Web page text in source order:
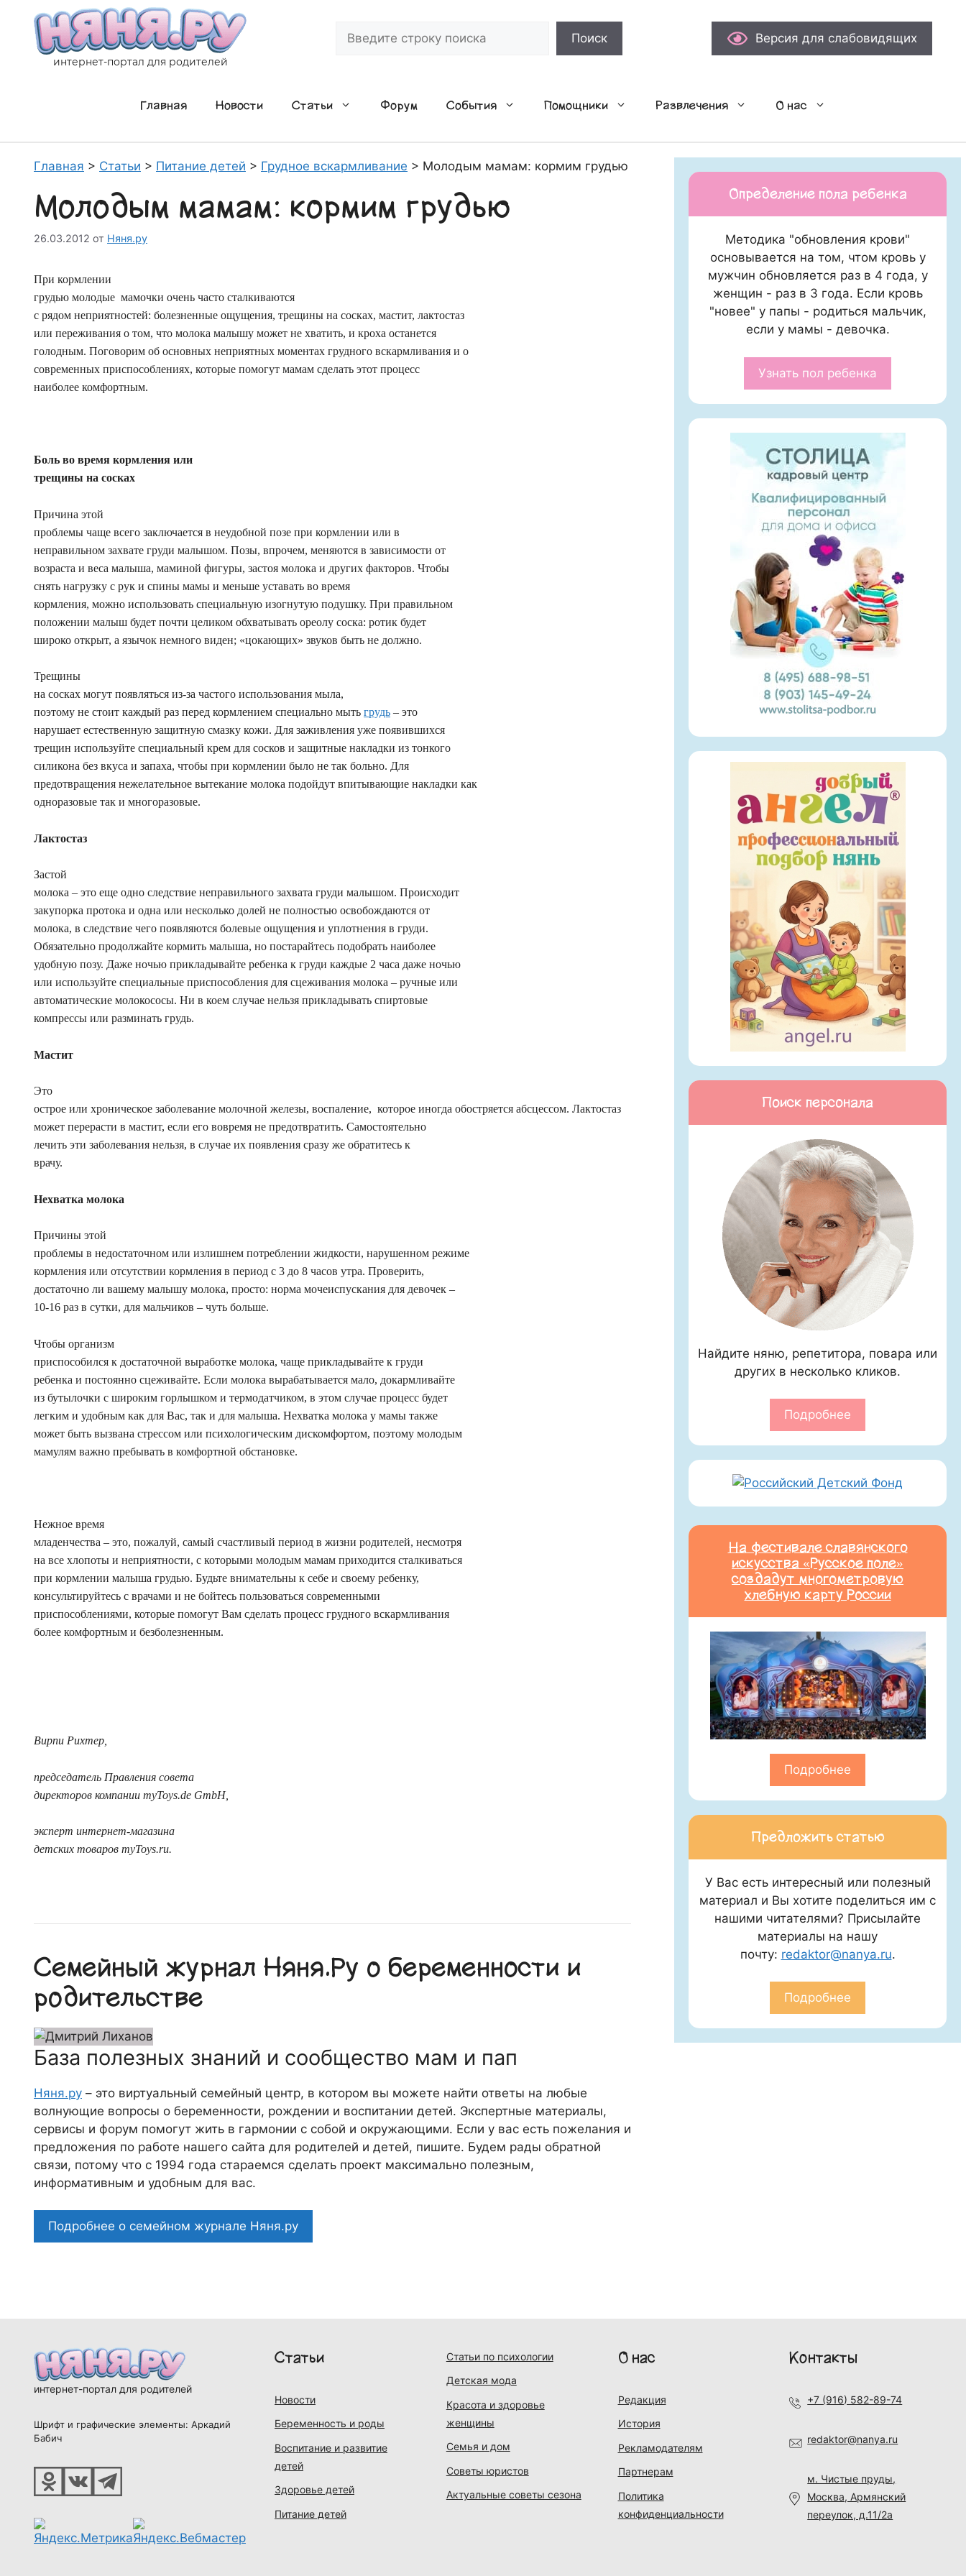
содержимому
интернет-портал для родителей
Поиск Версия для слабовидящих
Главная Новости Статьи Форум События Помощники Развлечения О нас
Главная > Статьи > Питание детей > Грудное вскармливание > Молодым мамам: кормим грудью
Молодым мамам: кормим грудью
26.03.2012 от Няня.ру
При кормлении
грудью молодые мамочки очень часто сталкиваются
с рядом неприятностей: болезненные ощущения, трещины на сосках, мастит, лактостаз
или переживания о том, что молока малышу может не хватить, и кроха останется
голодным. Поговорим об основных неприятных моментах грудного вскармливания и о
современных приспособлениях, которые помогут мамам сделать этот процесс
наиболее комфортным.
Боль во время кормления или
трещины на сосках
Причина этой
проблемы чаще всего заключается в неудобной позе при кормлении или в
неправильном захвате груди малышом. Позы, впрочем, меняются в зависимости от
возраста и веса малыша, маминой фигуры, застоя молока и других факторов. Чтобы
снять нагрузку с рук и спины мамы и меньше уставать во время
кормления, можно использовать специальную изогнутую подушку. При правильном
положении малыш будет почти целиком обхватывать ореолу соска: ротик будет
широко открыт, а язычок немного виден; «цокающих» звуков быть не должно.
Трещины
на сосках могут появляться из-за частого использования мыла,
поэтому не стоит каждый раз перед кормлением специально мыть грудь – это
нарушает естественную защитную смазку кожи. Для заживления уже появившихся
трещин используйте специальный крем для сосков и защитные накладки из тонкого
силикона без вкуса и запаха, чтобы при кормлении было не так больно. Для
предотвращения нежелательное вытекание молока подойдут впитывающие накладки как
одноразовые так и многоразовые.
Лактостаз
Застой
молока – это еще одно следствие неправильного захвата груди малышом. Происходит
закупорка протока и одна или несколько долей не полностью освобождаются от
молока, в следствие чего появляются болевые ощущения и уплотнения в груди.
Обязательно продолжайте кормить малыша, но постарайтесь подобрать наиболее
удобную позу. Даже ночью прикладывайте ребенка к груди каждые 2 часа даже ночью
или используйте специальные приспособления для сцеживания молока – ручные или
автоматические молокососы. Ни в коем случае нельзя прикладывать спиртовые
компрессы или разминать грудь.
Мастит
Это
острое или хроническое заболевание молочной железы, воспаление, которое иногда обостряется абсцессом. Лактостаз
может перерасти в мастит, если его вовремя не предотвратить. Самостоятельно
лечить эти заболевания нельзя, в случае их появления сразу же обратитесь к
врачу.
Нехватка молока
Причины этой
проблемы в недостаточном или излишнем потреблении жидкости, нарушенном режиме
кормления или отсутствии кормления в период с 3 до 8 часов утра. Проверить,
достаточно ли вашему малышу молока, просто: норма мочеиспускания для девочек –
10-16 раз в сутки, для мальчиков – чуть больше.
Чтобы организм
приспособился к достаточной выработке молока, чаще прикладывайте к груди
ребенка и постоянно сцеживайте. Если молока вырабатывается мало, докармливайте
из бутылочки с широким горлышком и термодатчиком, в этом случае процесс будет
легким и удобным как для Вас, так и для малыша. Нехватка молока у мамы также
может быть вызвана стрессом или психологическим дискомфортом, поэтому молодым
мамулям важно пребывать в комфортной обстановке.
Нежное время
младенчества – это, пожалуй, самый счастливый период в жизни родителей, несмотря
на все хлопоты и неприятности, с которыми молодым мамам приходится сталкиваться
при кормлении малыша грудью. Будьте внимательны к себе и своему ребенку,
консультируйтесь с врачами и не бойтесь пользоваться современными
приспособлениями, которые помогут Вам сделать процесс грудного вскармливания
более комфортным и безболезненным.
Вирпи Рихтер,
председатель Правления совета
директоров компании myToys.de GmbH,
эксперт интернет-магазина
детских товаров myToys.ru.
Семейный журнал Няня.Ру о беременности и
родительстве
База полезных знаний и сообщество мам и пап
Няня.ру – это виртуальный семейный центр, в котором вы можете найти ответы на любые
волнующие вопросы о беременности, рождении и воспитании детей. Экспертные материалы,
сервисы и форум помогут жить в гармонии с собой и окружающими. Если у вас есть пожелания и
предложения по работе нашего сайта для родителей и детей, пишите. Будем рады обратной
связи, потому что c 1994 года стараемся сделать проект максимально полезным,
информативным и удобным для вас.
Подробнее о семейном журнале Няня.ру
Определение пола ребенка
Методика "обновления крови"
основывается на том, чтом кровь у
мужчин обновляется раз в 4 года, у
женщин - раз в 3 года. Если кровь
"новее" у папы - родиться мальчик,
если у мамы - девочка.
Узнать пол ребенка
Поиск персонала
Найдите няню, репетитора, повара или
других в несколько кликов.
Подробнее
На фестивале славянского
искусства «Русское поле»
создадут многометровую
хлебную карту России
Подробнее
Предложить статью
У Вас есть интересный или полезный
материал и Вы хотите поделиться им с
нашими читателями? Присылайте
материалы на нашу
почту: redaktor@nanya.ru.
Подробнее
интернет-портал для родителей
Шрифт и графические элементы: Аркадий
Бабич
Статьи
Новости
Беременность и роды
Воспитание и развитие
детей
Здоровье детей
Питание детей
Статьи по психологии
Детская мода
Красота и здоровье
женщины
Семья и дом
Советы юристов
Актуальные советы сезона
О нас
Редакция
История
Рекламодателям
Партнерам
Политика
конфиденциальности
Контакты
+7 (916) 582-89-74
redaktor@nanya.ru
м. Чистые пруды,
Москва, Армянский
переулок, д.11/2а